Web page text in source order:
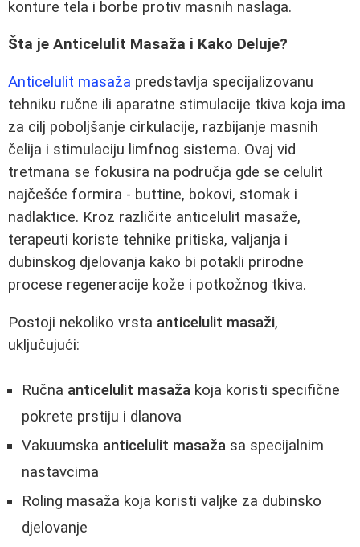
konture tela i borbe protiv masnih naslaga.
Šta je Anticelulit Masaža i Kako Deluje?
Anticelulit masaža predstavlja specijalizovanu
tehniku ručne ili aparatne stimulacije tkiva koja ima
za cilj poboljšanje cirkulacije, razbijanje masnih
čelija i stimulaciju limfnog sistema. Ovaj vid
tretmana se fokusira na područja gde se celulit
najčešće formira - buttine, bokovi, stomak i
nadlaktice. Kroz različite anticelulit masaže,
terapeuti koriste tehnike pritiska, valjanja i
dubinskog djelovanja kako bi potakli prirodne
procese regeneracije kože i potkožnog tkiva.
Postoji nekoliko vrsta anticelulit masaži,
uključujući:
Ručna anticelulit masaža koja koristi specifične
pokrete prstiju i dlanova
Vakuumska anticelulit masaža sa specijalnim
nastavcima
Roling masaža koja koristi valjke za dubinsko
djelovanje